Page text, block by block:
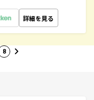
詳細を見る
8